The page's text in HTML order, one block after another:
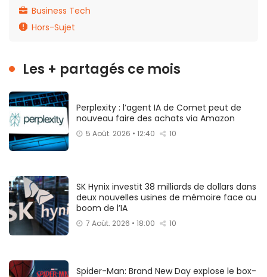
Business Tech
Hors-Sujet
Les + partagés ce mois
Perplexity : l’agent IA de Comet peut de
nouveau faire des achats via Amazon
5 Août. 2026 • 12:40 10
SK Hynix investit 38 milliards de dollars dans
deux nouvelles usines de mémoire face au
boom de l’IA
7 Août. 2026 • 18:00 10
Spider-Man: Brand New Day explose le box-